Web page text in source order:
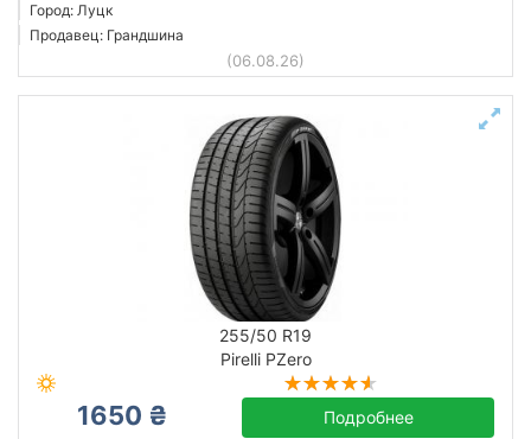
Город: Луцк
Продавец: Грандшина
(06.08.26)
255/50 R19
Pirelli PZero
1650 ₴ Подробнее